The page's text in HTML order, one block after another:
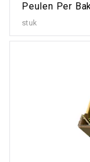
Peulen Per
stuk